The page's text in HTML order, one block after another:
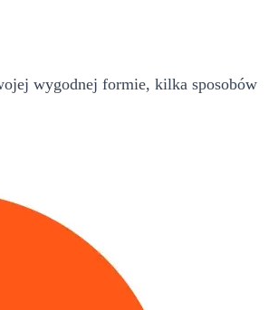
wygodnej formie, kilka sposobów